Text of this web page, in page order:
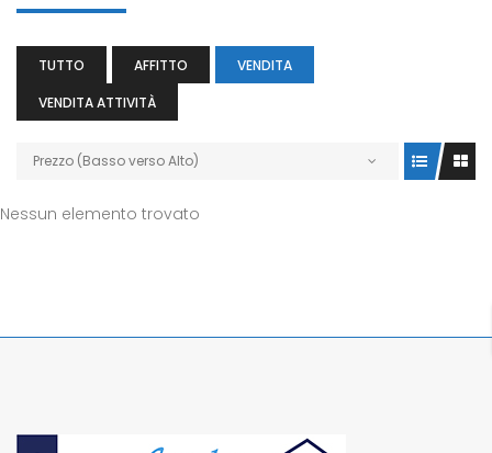
TUTTO AFFITTO
VENDITA
VENDITA ATTIVITÀ
Prezzo (Basso verso Alto)
Nessun elemento trovato